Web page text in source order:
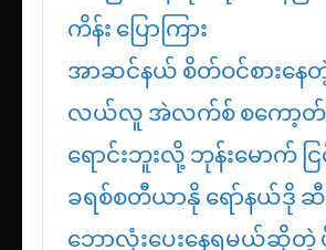
ကိန်း ပြောကြား
အာဆင်နယ် စိတ်ဝင်စားနေ
လယ်လူ အဲလက်စ် စကော့
ရောင်းဘူးလို့ ဘုန်းမောက် င
ခရစ်စတီယာနို ရော်နယ်ဒို
ဘောလုံးပေးနေရမယ်ဆိုတဲ့ ဖိ